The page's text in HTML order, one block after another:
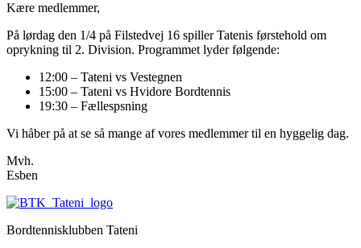
Kære medlemmer,
På lørdag den 1/4 på Filstedvej 16 spiller Tatenis førstehold om
oprykning til 2. Division. Programmet lyder følgende:
12:00 – Tateni vs Vestegnen
15:00 – Tateni vs Hvidore Bordtennis
19:30 – Fællespsning
Vi håber på at se så mange af vores medlemmer til en hyggelig dag.
Mvh.
Esben
Bordtennisklubben Tateni